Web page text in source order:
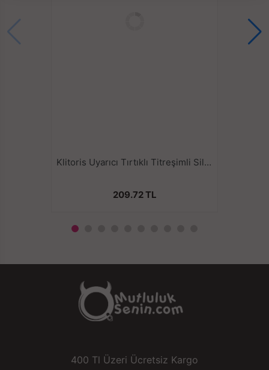
Klitoris Uyarıcı Tırtıklı Titreşimli Silikon Penis Halkası
209.72 TL
400 Tl Üzeri Ücretsiz Kargo